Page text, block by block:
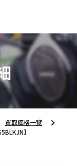
買取価格一覧
】